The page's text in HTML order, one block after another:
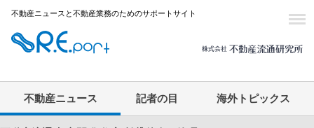
不動産ニュースと不動産業務のためのサポートサイト
不動産ニュース 記者の目 海外トピックス